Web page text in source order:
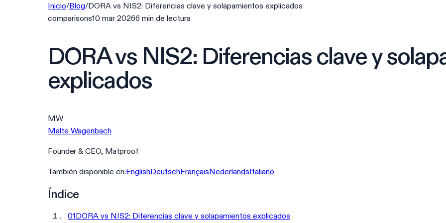
Inicio/Blog/DORA vs NIS2: Diferencias clave y solapamientos explicados
comparisons10 mar 20266 min de lectura
DORA vs NIS2: Diferencias clave y
explicados
MW
Malte Wagenbach
Founder & CEO, Matproof
También disponible en:EnglishDeutschFrançaisNederlandsItaliano
Índice
01DORA vs NIS2: Diferencias clave y solapamientos explicados